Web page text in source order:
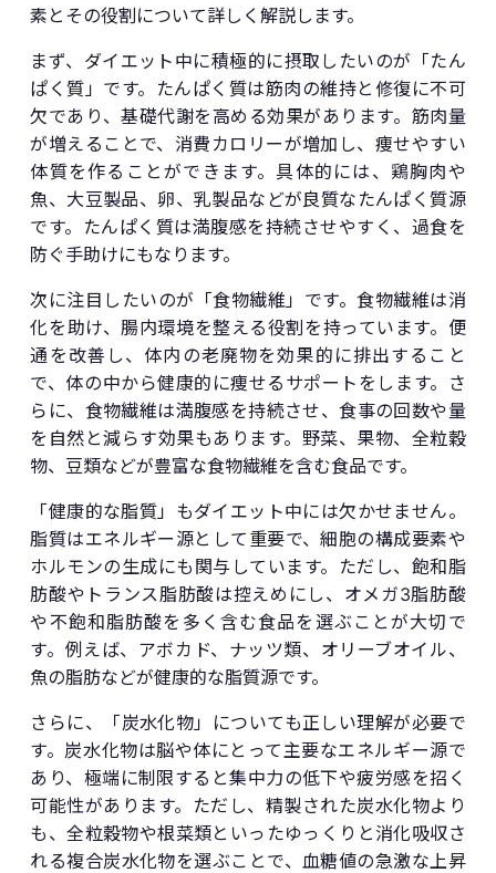
素とその役割について詳しく解説します。
まず、ダイエット中に積極的に摂取したいのが「たん
ぱく質」です。たんぱく質は筋肉の維持と修復に不可
欠であり、基礎代謝を高める効果があります。筋肉量
が増えることで、消費カロリーが増加し、痩せやすい
体質を作ることができます。具体的には、鶏胸肉や
魚、大豆製品、卵、乳製品などが良質なたんぱく質源
です。たんぱく質は満腹感を持続させやすく、過食を
防ぐ手助けにもなります。
次に注目したいのが「食物繊維」です。食物繊維は消
化を助け、腸内環境を整える役割を持っています。便
通を改善し、体内の老廃物を効果的に排出すること
で、体の中から健康的に痩せるサポートをします。さ
らに、食物繊維は満腹感を持続させ、食事の回数や量
を自然と減らす効果もあります。野菜、果物、全粒穀
物、豆類などが豊富な食物繊維を含む食品です。
「健康的な脂質」もダイエット中には欠かせません。
脂質はエネルギー源として重要で、細胞の構成要素や
ホルモンの生成にも関与しています。ただし、飽和脂
肪酸やトランス脂肪酸は控えめにし、オメガ3脂肪酸
や不飽和脂肪酸を多く含む食品を選ぶことが大切で
す。例えば、アボカド、ナッツ類、オリーブオイル、
魚の脂肪などが健康的な脂質源です。
さらに、「炭水化物」についても正しい理解が必要で
す。炭水化物は脳や体にとって主要なエネルギー源で
あり、極端に制限すると集中力の低下や疲労感を招く
可能性があります。ただし、精製された炭水化物より
も、全粒穀物や根菜類といったゆっくりと消化吸収さ
れる複合炭水化物を選ぶことで、血糖値の急激な上昇